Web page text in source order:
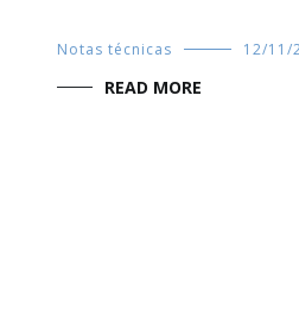
Notas técnicas 12/11/
READ MORE